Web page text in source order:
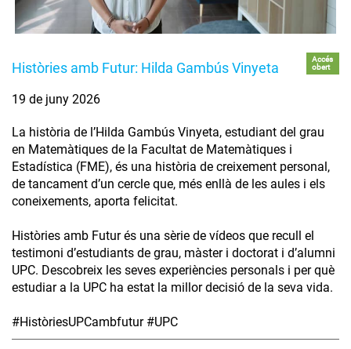
Històries amb Futur: Hilda Gambús Vinyeta
Accés
obert
19 de juny 2026
La història de l’Hilda Gambús Vinyeta, estudiant del grau
en Matemàtiques de la Facultat de Matemàtiques i
Estadística (FME), és una història de creixement personal,
de tancament d’un cercle que, més enllà de les aules i els
coneixements, aporta felicitat.
Històries amb Futur és una sèrie de vídeos que recull el
testimoni d’estudiants de grau, màster i doctorat i d’alumni
UPC. Descobreix les seves experiències personals i per què
estudiar a la UPC ha estat la millor decisió de la seva vida.
#HistòriesUPCambfutur #UPC